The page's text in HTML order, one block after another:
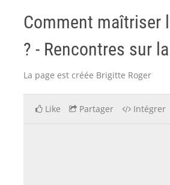
Comment maîtriser
? - Rencontres sur
La page est créée Brigitte Roger
Like Partager Intégrer